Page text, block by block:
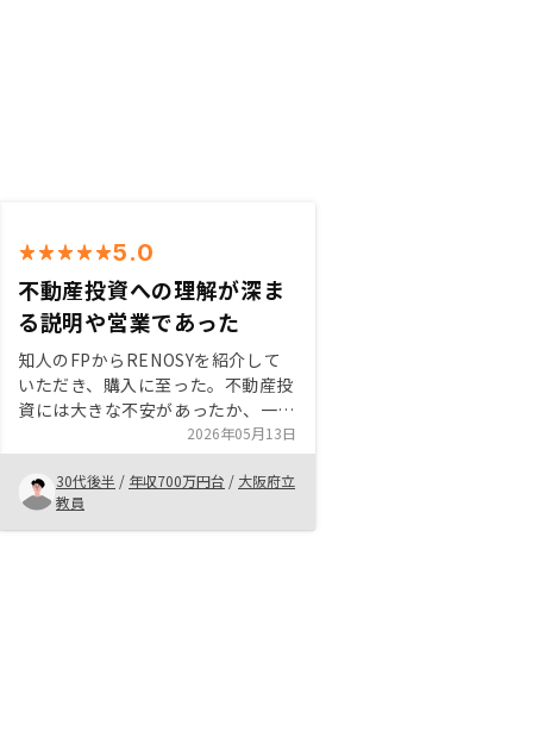
5.0
不動産投資への理解が深ま
る説明や営業であった
知人のFPからRENOSYを紹介して
いただき、購入に至った。不動産投
資には大きな不安があったか、一つ
ひとつ丁寧な進め方で安心した。具
体的な数字や金額を挙げて数年後の
結果やリスクについても明確にイメ
ージできた。営業もこちらの納得感
を大事に進めていただいた。
2026年05月13日
30代後半 / 年収700万円台 / 大阪府立
教員